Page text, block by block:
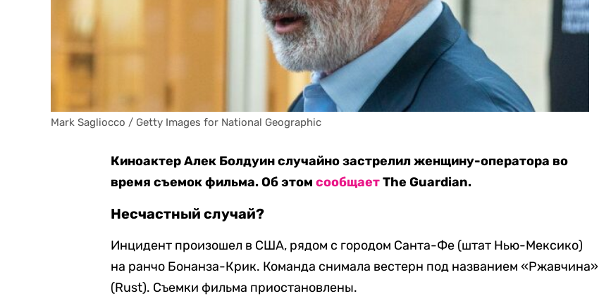
Mark Sagliocco / Getty Images for National Geographic
Киноактер Алек Болдуин случайно застрелил женщину-оператора во
время съемок фильма. Об этомсообщаетThe Guardian.
Несчастный случай?
Инцидент произошел в США, рядом с городом Санта-Фе (штат Нью-Мексико)
на ранчо Бонанза-Крик. Команда снимала вестерн под названием «Ржавчина»
(Rust). Съемки фильма приостановлены.